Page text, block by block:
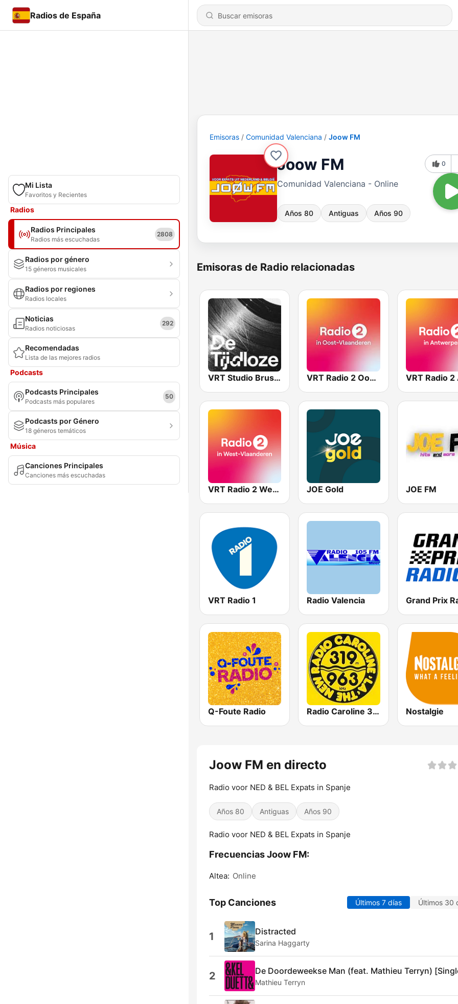
Radios de España
Mi Lista
Favoritos y Recientes
Radios
Radios Principales
Radios más escuchadas
2808
Radios por género
15 géneros musicales
Radios por regiones
Radios locales
Noticias
Radios noticiosas
292
Recomendadas
Lista de las mejores radios
Podcasts
Podcasts Principales
Podcasts más populares
50
Podcasts por Género
18 géneros temáticos
Música
Canciones Principales
Canciones más escuchadas
Emisoras Comunidad Valenciana Joow FM
Joow FM
Comunidad Valenciana - Online
Años 80 Antiguas Años 90
0
Emisoras de Radio relacionadas
VRT Studio Brussel - De Tijdloze VRT Radio 2 Oost-Vlaanderen
VRT Radio 2 West-Vlaanderen JOE Gold JOE FM
VRT Radio 1 Radio Valencia
Q-Foute Radio Radio Caroline 319 Nostalgie
Joow FM en directo
Radio voor NED & BEL Expats in Spanje
Años 80 Antiguas Años 90
Radio voor NED & BEL Expats in Spanje
Frecuencias Joow FM:
Altea: Online
Top Canciones Últimos 7 días Últimos 30
1 Distracted
Sarina Haggarty
2 De Doordeweekse Man (feat. Mathieu Terryn)
Mathieu Terryn